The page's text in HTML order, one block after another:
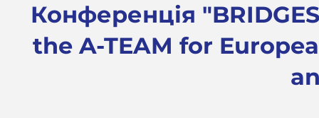
Конференція
the A-TEAM for